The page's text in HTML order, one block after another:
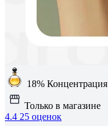
18% Концентрация
Только в магазине
4.4 25 оценок